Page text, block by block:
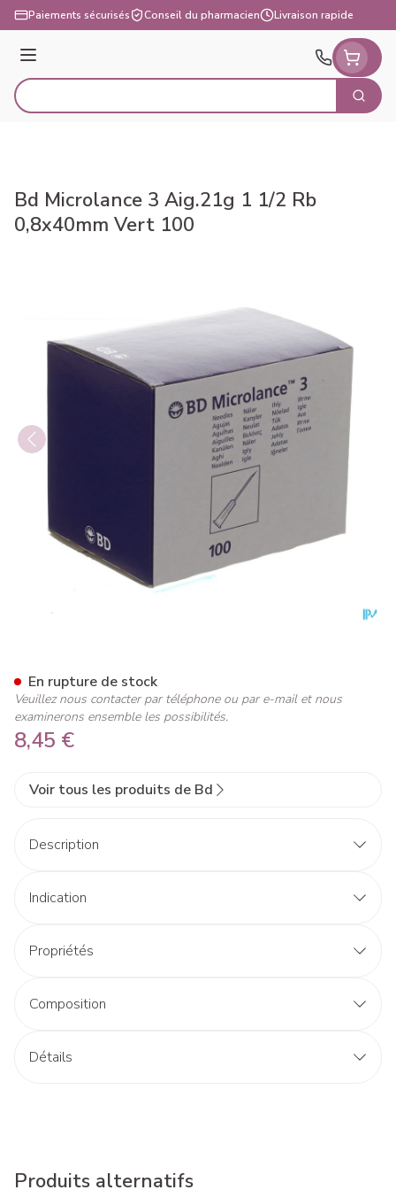
Aller au contenu
Paiements sécurisés Conseil du pharmacien Livraison rapide
Menu
Rechercher
Bd Microlance 3 Aig.21g 1 1/2 Rb
0,8x40mm Vert 100
8,45 €
En rupture de stock
Veuillez nous contacter par téléphone ou par e-mail et nous
examinerons ensemble les possibilités.
Voir tous les produits de Bd
Description
Indication
Propriétés
Composition
Détails
Produits alternatifs